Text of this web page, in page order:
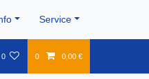
Service
0 0 0,00 €